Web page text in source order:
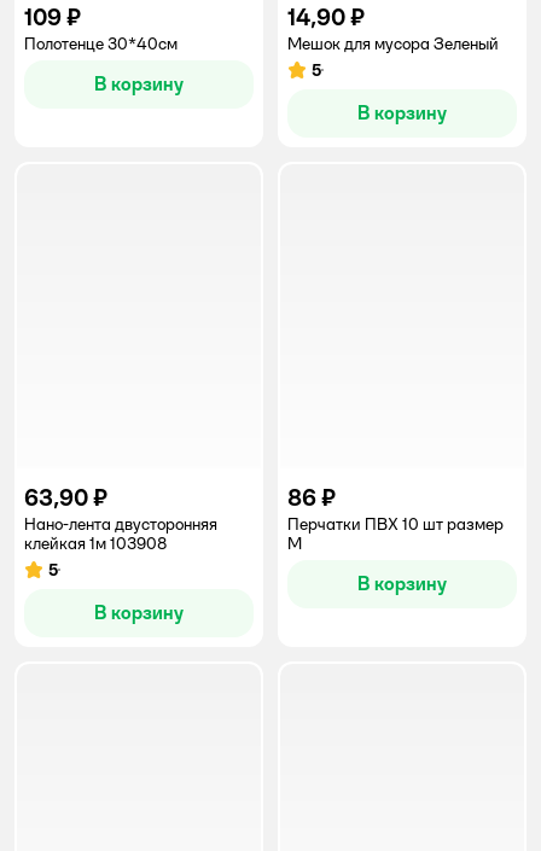
109 ₽
Полотенце 30*40см
В корзину
14,90 ₽
Мешок для мусора Зеленый
Рейтинг:
5
В корзину
63,90 ₽
Нано-лента двусторонняя
клейкая 1м 103908
Рейтинг:
5
В корзину
86 ₽
Перчатки ПВХ 10 шт размер
М
В корзину